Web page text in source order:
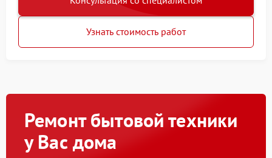
Узнать стоимость работ
Ремонт бытовой техники
у Вас дома